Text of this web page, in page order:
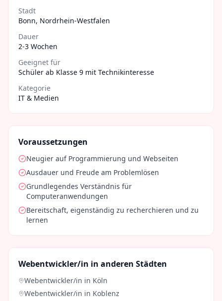
Stadt
Bonn, Nordrhein-Westfalen
Dauer
2-3 Wochen
Geeignet für
Schüler ab Klasse 9 mit Technikinteresse
Kategorie
IT & Medien
Voraussetzungen
Neugier auf Programmierung und Webseiten
Ausdauer und Freude am Problemlösen
Grundlegendes Verständnis für
Computeranwendungen
Bereitschaft, eigenständig zu recherchieren und zu
lernen
Webentwickler/in in anderen Städten
Webentwickler/in in Köln
Webentwickler/in in Koblenz